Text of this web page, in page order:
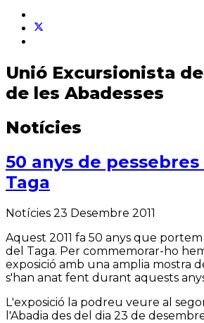
Unió Excursionista
de les Abadesses
Notícies
50 anys de
Taga
Notícies 23 Desembre 2011
Aquest 2011 fa 50 anys que
del Taga. Per commemorar-ho
exposició amb una amplia mostra
s'han anat fent durant aquests
L'exposició la podreu veure al
l'Abadia des del dia 23 de